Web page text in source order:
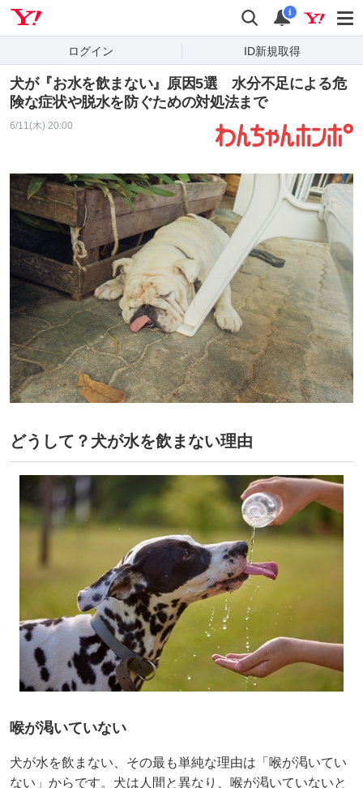
検索 通知
i
ログイン ID新規取得
犬が『お水を飲まない』原因5選 水分不足による危
険な症状や脱水を防ぐための対処法まで
6/11(木) 20:00
どうして？犬が水を飲まない理由
喉が渇いていない
犬が水を飲まない、その最も単純な理由は「喉が渇いてい
ない」からです。犬は人間と異なり、喉が渇いていないと